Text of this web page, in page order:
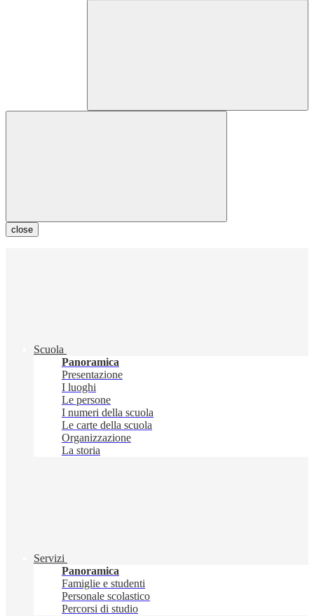
close
Scuola
Panoramica
Presentazione
I luoghi
Le persone
I numeri della scuola
Le carte della scuola
Organizzazione
La storia
Servizi
Panoramica
Famiglie e studenti
Personale scolastico
Percorsi di studio